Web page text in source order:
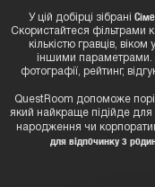
У цій добірці зібрані
Скористайтеся фільтрами
кількістю гравців,
іншими параметрами.
фотографії, рейтинг,
QuestRoom допоможе
який найкраще підійде для
народження чи
для відпочинку з